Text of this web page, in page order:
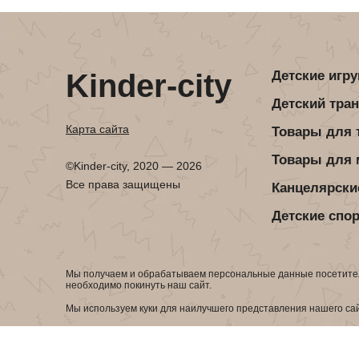
Новогодние украшения
Детская мебель
Канцелярские товары
Канцелярские товары
Kinder-city
Карта сайта
©Kinder-city, 2020 — 2026
Все права защищены
Детские
Детский
Товары для
Товары для
Детские
Мы получаем и обрабатываем персональные данные
необходимо покинуть наш сайт.
Мы используем куки для наилучшего представления нашего